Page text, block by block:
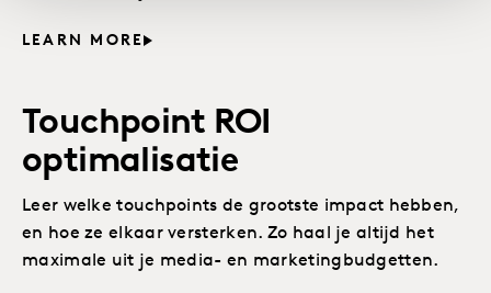
LEARN MORE
Touchpoint ROI
optimalisatie
Leer welke touchpoints de grootste impact hebben,
en hoe ze elkaar versterken. Zo haal je altijd het
maximale uit je media- en marketingbudgetten.